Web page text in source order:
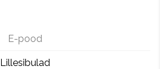
E-pood
Lillesibulad